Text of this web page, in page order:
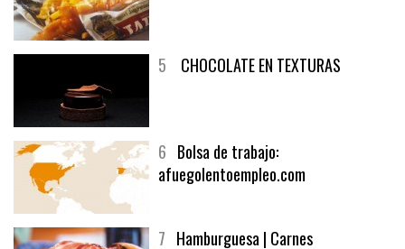
6Bolsa de trabajo: